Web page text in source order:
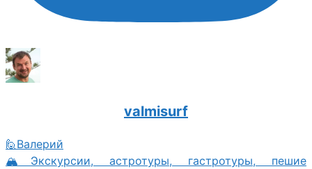
valmisurf
🙋Валерий
🏔Экскурсии, астротуры, гастротуры, пешие